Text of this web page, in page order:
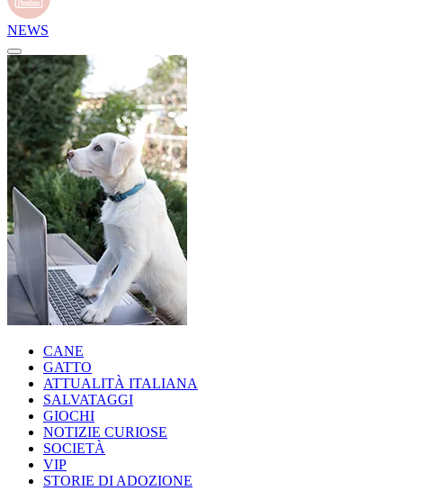
NEWS
CANE
GATTO
ATTUALITÀ ITALIANA
SALVATAGGI
GIOCHI
NOTIZIE CURIOSE
SOCIETÀ
VIP
STORIE DI ADOZIONE